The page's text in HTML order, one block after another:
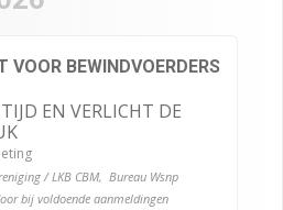
VOOR BEWINDVOERDERS
EN VERLICHT DE
/ LKB CBM, Bureau Wsnp
bij voldoende aanmeldingen